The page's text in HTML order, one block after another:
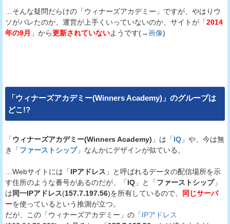
…そんな疑問だらけの「ウィナーズアカデミー」ですが、やはりウ
ソがバレたのか、運営が上手くいっていないのか、サイトが「2014
年の9月 」から更新されていないようです(→画像)
「ウィナーズアカデミー(Winners Academy) 」のグループは
どこ!?
「ウィナーズアカデミー(Winners Academy) 」は「IQ 」や、今は無
き「ファーストシップ」なんかにデザインが似ている。
…Webサイトには「IPアドレス 」と呼ばれるデータの配信場所を示
す住所のような番号があるのだが、「IQ 」と「ファーストシップ」
は同一IPアドレス(157.7.197.56)を所有しているので、
同じサーバ
ーを使っているという推測が立つ。
だが、この「ウィナーズアカデミー」の「IPアドレス